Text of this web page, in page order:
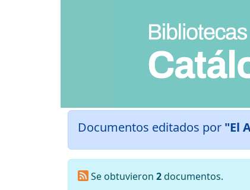
Documentos editados por "El
Se obtuvieron 2documentos.